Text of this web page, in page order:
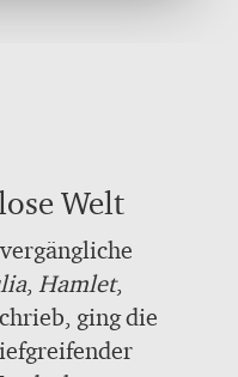
Welt
, Hamlet,
ging die